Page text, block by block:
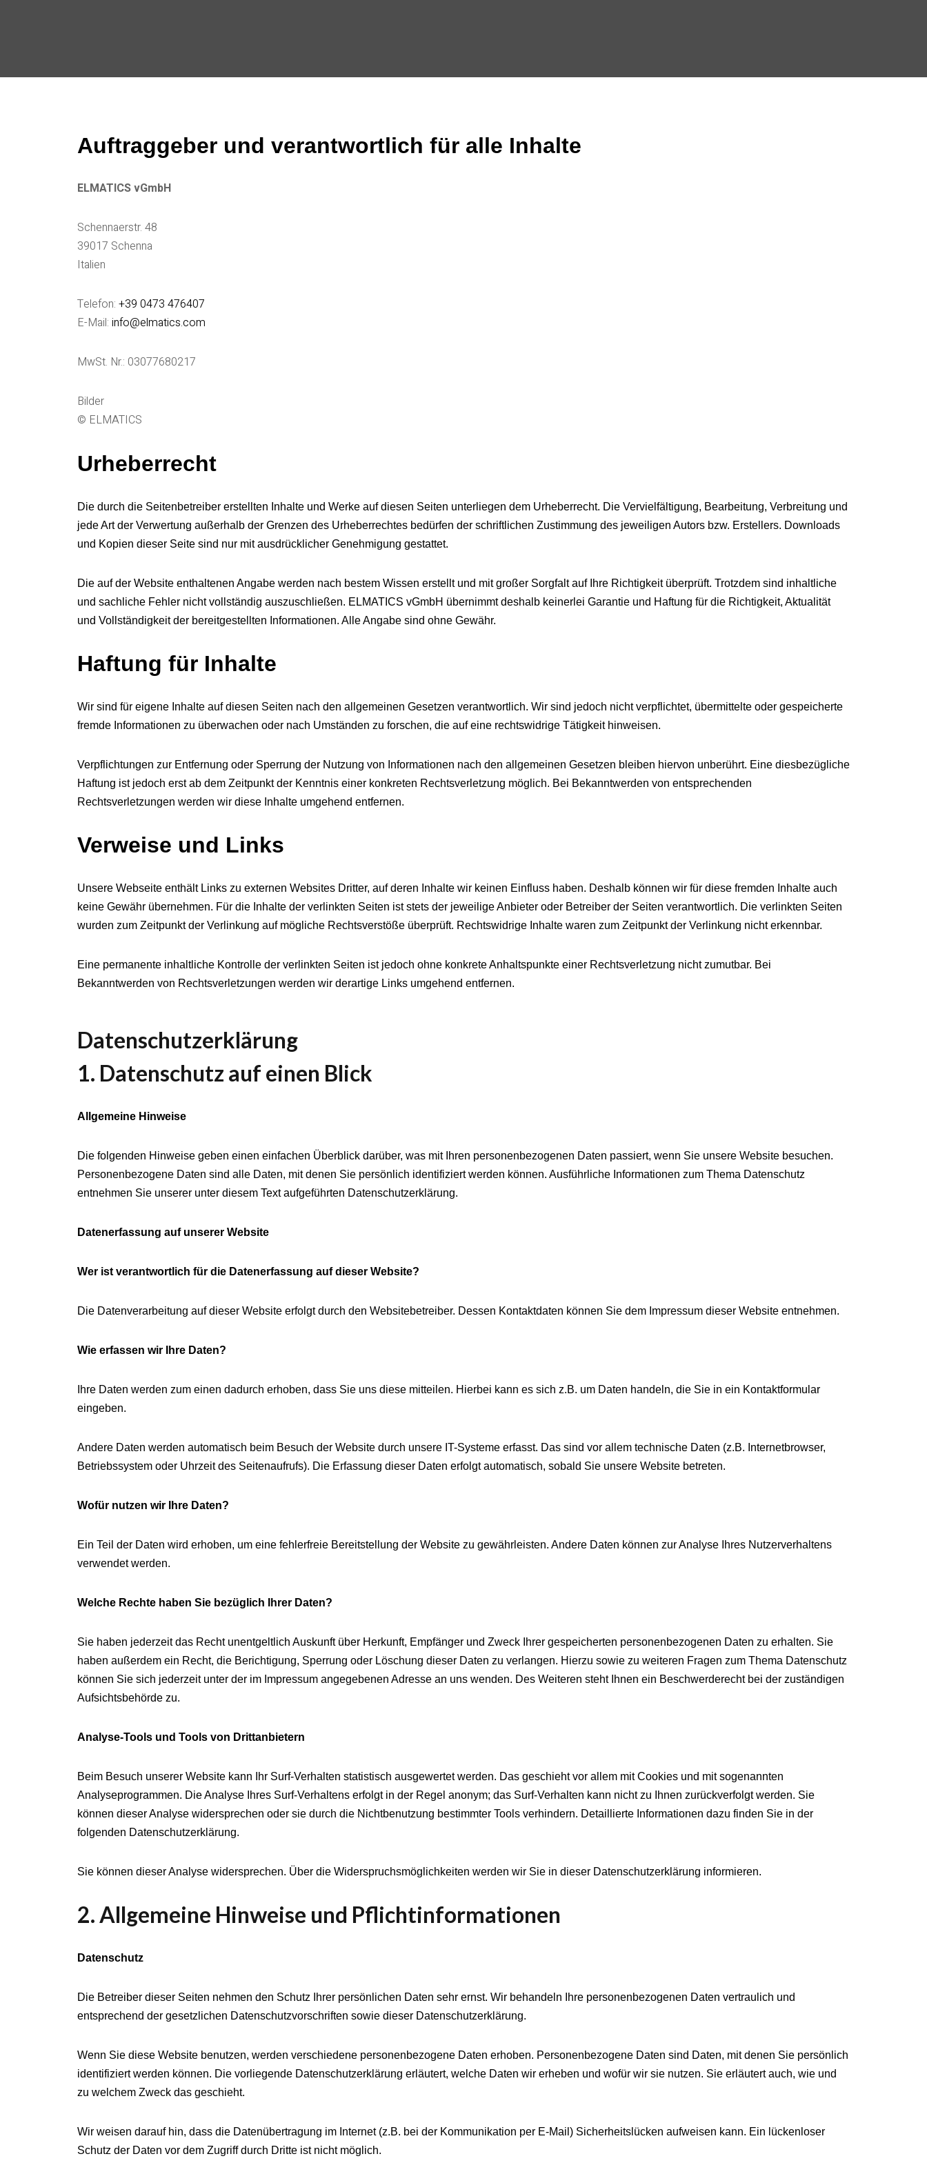
Auftraggeber und verantwortlich für alle Inhalte
ELMATICS vGmbH
Schennaerstr. 48
39017 Schenna
Italien
Telefon: +39 0473 476407
E-Mail: info@elmatics.com
MwSt. Nr.: 03077680217
Bilder
© ELMATICS
Urheberrecht
Die durch die Seitenbetreiber erstellten Inhalte und Werke auf diesen Seiten unterliegen dem Urheberrecht. Die Vervielfältigung, Bearbeitung, Verbreitung und
jede Art der Verwertung außerhalb der Grenzen des Urheberrechtes bedürfen der schriftlichen Zustimmung des jeweiligen Autors bzw. Erstellers. Downloads
und Kopien dieser Seite sind nur mit ausdrücklicher Genehmigung gestattet.
Die auf der Website enthaltenen Angabe werden nach bestem Wissen erstellt und mit großer Sorgfalt auf Ihre Richtigkeit überprüft. Trotzdem sind inhaltliche
und sachliche Fehler nicht vollständig auszuschließen. ELMATICS vGmbH übernimmt deshalb keinerlei Garantie und Haftung für die Richtigkeit, Aktualität
und Vollständigkeit der bereitgestellten Informationen. Alle Angabe sind ohne Gewähr.
Haftung für Inhalte
Wir sind für eigene Inhalte auf diesen Seiten nach den allgemeinen Gesetzen verantwortlich. Wir sind jedoch nicht verpflichtet, übermittelte oder gespeicherte
fremde Informationen zu überwachen oder nach Umständen zu forschen, die auf eine rechtswidrige Tätigkeit hinweisen.
Verpflichtungen zur Entfernung oder Sperrung der Nutzung von Informationen nach den allgemeinen Gesetzen bleiben hiervon unberührt. Eine diesbezügliche
Haftung ist jedoch erst ab dem Zeitpunkt der Kenntnis einer konkreten Rechtsverletzung möglich. Bei Bekanntwerden von entsprechenden
Rechtsverletzungen werden wir diese Inhalte umgehend entfernen.
Verweise und Links
Unsere Webseite enthält Links zu externen Websites Dritter, auf deren Inhalte wir keinen Einfluss haben. Deshalb können wir für diese fremden Inhalte auch
keine Gewähr übernehmen. Für die Inhalte der verlinkten Seiten ist stets der jeweilige Anbieter oder Betreiber der Seiten verantwortlich. Die verlinkten Seiten
wurden zum Zeitpunkt der Verlinkung auf mögliche Rechtsverstöße überprüft. Rechtswidrige Inhalte waren zum Zeitpunkt der Verlinkung nicht erkennbar.
Eine permanente inhaltliche Kontrolle der verlinkten Seiten ist jedoch ohne konkrete Anhaltspunkte einer Rechtsverletzung nicht zumutbar. Bei
Bekanntwerden von Rechtsverletzungen werden wir derartige Links umgehend entfernen.
Datenschutzerklärung
1. Datenschutz auf einen Blick
Allgemeine Hinweise
Die folgenden Hinweise geben einen einfachen Überblick darüber, was mit Ihren personenbezogenen Daten passiert, wenn Sie unsere Website besuchen.
Personenbezogene Daten sind alle Daten, mit denen Sie persönlich identifiziert werden können. Ausführliche Informationen zum Thema Datenschutz
entnehmen Sie unserer unter diesem Text aufgeführten Datenschutzerklärung.
Datenerfassung auf unserer Website
Wer ist verantwortlich für die Datenerfassung auf dieser Website?
Die Datenverarbeitung auf dieser Website erfolgt durch den Websitebetreiber. Dessen Kontaktdaten können Sie dem Impressum dieser Website entnehmen.
Wie erfassen wir Ihre Daten?
Ihre Daten werden zum einen dadurch erhoben, dass Sie uns diese mitteilen. Hierbei kann es sich z.B. um Daten handeln, die Sie in ein Kontaktformular
eingeben.
Andere Daten werden automatisch beim Besuch der Website durch unsere IT-Systeme erfasst. Das sind vor allem technische Daten (z.B. Internetbrowser,
Betriebssystem oder Uhrzeit des Seitenaufrufs). Die Erfassung dieser Daten erfolgt automatisch, sobald Sie unsere Website betreten.
Wofür nutzen wir Ihre Daten?
Ein Teil der Daten wird erhoben, um eine fehlerfreie Bereitstellung der Website zu gewährleisten. Andere Daten können zur Analyse Ihres Nutzerverhaltens
verwendet werden.
Welche Rechte haben Sie bezüglich Ihrer Daten?
Sie haben jederzeit das Recht unentgeltlich Auskunft über Herkunft, Empfänger und Zweck Ihrer gespeicherten personenbezogenen Daten zu erhalten. Sie
haben außerdem ein Recht, die Berichtigung, Sperrung oder Löschung dieser Daten zu verlangen. Hierzu sowie zu weiteren Fragen zum Thema Datenschutz
können Sie sich jederzeit unter der im Impressum angegebenen Adresse an uns wenden. Des Weiteren steht Ihnen ein Beschwerderecht bei der zuständigen
Aufsichtsbehörde zu.
Analyse-Tools und Tools von Drittanbietern
Beim Besuch unserer Website kann Ihr Surf-Verhalten statistisch ausgewertet werden. Das geschieht vor allem mit Cookies und mit sogenannten
Analyseprogrammen. Die Analyse Ihres Surf-Verhaltens erfolgt in der Regel anonym; das Surf-Verhalten kann nicht zu Ihnen zurückverfolgt werden. Sie
können dieser Analyse widersprechen oder sie durch die Nichtbenutzung bestimmter Tools verhindern. Detaillierte Informationen dazu finden Sie in der
folgenden Datenschutzerklärung.
Sie können dieser Analyse widersprechen. Über die Widerspruchsmöglichkeiten werden wir Sie in dieser Datenschutzerklärung informieren.
2. Allgemeine Hinweise und Pflichtinformationen
Datenschutz
Die Betreiber dieser Seiten nehmen den Schutz Ihrer persönlichen Daten sehr ernst. Wir behandeln Ihre personenbezogenen Daten vertraulich und
entsprechend der gesetzlichen Datenschutzvorschriften sowie dieser Datenschutzerklärung.
Wenn Sie diese Website benutzen, werden verschiedene personenbezogene Daten erhoben. Personenbezogene Daten sind Daten, mit denen Sie persönlich
identifiziert werden können. Die vorliegende Datenschutzerklärung erläutert, welche Daten wir erheben und wofür wir sie nutzen. Sie erläutert auch, wie und
zu welchem Zweck das geschieht.
Wir weisen darauf hin, dass die Datenübertragung im Internet (z.B. bei der Kommunikation per E-Mail) Sicherheitslücken aufweisen kann. Ein lückenloser
Schutz der Daten vor dem Zugriff durch Dritte ist nicht möglich.